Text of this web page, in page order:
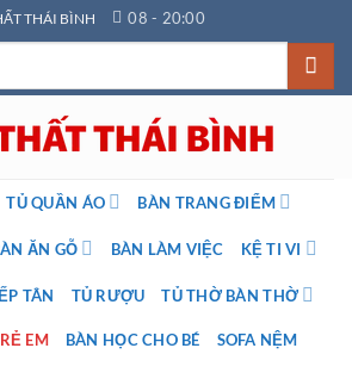
THÁI BÌNH 08 - 20:00
TỦ QUẦN ÁO BÀN TRANG ĐIỂM
ĂN GỖ BÀN LÀM VIỆC KỆ TI VI
TÂN TỦ RƯỢU TỦ THỜ BÀN THỜ
EM BÀN HỌC CHO BÉ SOFA NỆM